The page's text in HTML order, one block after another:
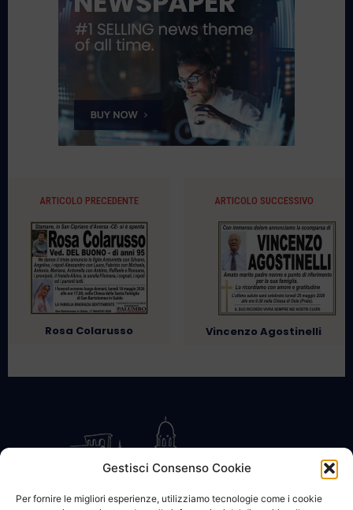
Gestisci Consenso Cookie
Per fornire le migliori esperienze, utilizziamo tecnologie come i cookie
ARTICOLO PRECEDENTE
Rosa Colarusso
ARTICOLO SUCCESSIVO
Vincenzo Agostinelli